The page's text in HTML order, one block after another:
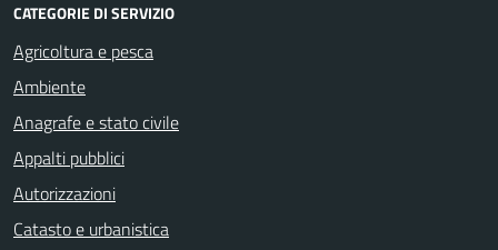
CATEGORIE DI SERVIZIO
Agricoltura e pesca
Ambiente
Anagrafe e stato civile
Appalti pubblici
Autorizzazioni
Catasto e urbanistica